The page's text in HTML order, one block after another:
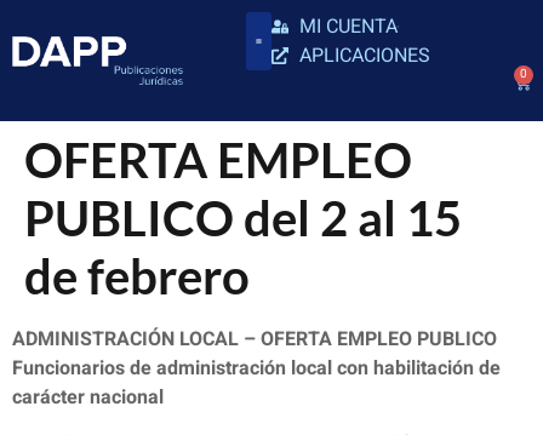
MI CUENTA
APLICACIONES
0
OFERTA EMPLEO
PUBLICO del 2 al 15
de febrero
ADMINISTRACIÓN LOCAL – OFERTA EMPLEO PUBLICO
Funcionarios de administración local con habilitación de
carácter nacional